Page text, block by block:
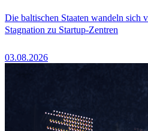
Die baltischen Staaten wandeln sich
Stagnation zu Startup-Zentren
03.08.2026